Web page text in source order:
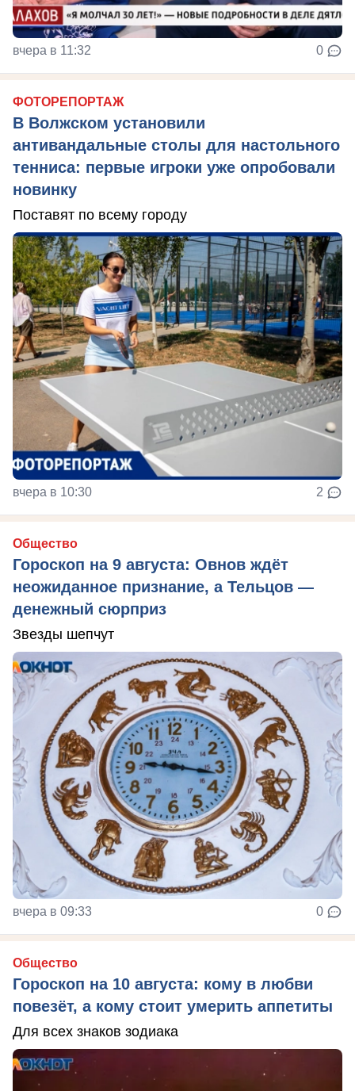
вчера в 11:32 0
ФОТОРЕПОРТАЖ
В Волжском установили
антивандальные столы для настольного
тенниса: первые игроки уже опробовали
новинку
Поставят по всему городу
вчера в 10:30 2
Общество
Гороскоп на 9 августа: Овнов ждёт
неожиданное признание, а Тельцов —
денежный сюрприз
Звезды шепчут
вчера в 09:33 0
Общество
Гороскоп на 10 августа: кому в любви
повезёт, а кому стоит умерить аппетиты
Для всех знаков зодиака